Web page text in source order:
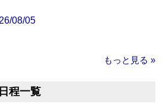
08/05
もっと見る »
程一覧